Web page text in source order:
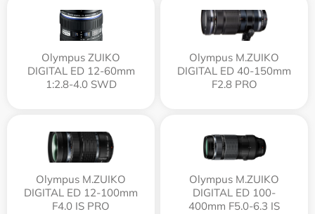
Olympus ZUIKO
DIGITAL ED 12-60mm
1:2.8-4.0 SWD
Olympus M.ZUIKO
DIGITAL ED 40-150mm
F2.8 PRO
Olympus M.ZUIKO
DIGITAL ED 12‑100mm
F4.0 IS PRO
Olympus M.ZUIKO
DIGITAL ED 100-
400mm F5.0-6.3 IS